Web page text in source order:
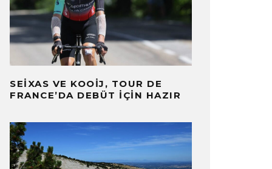
SEIXAS VE KOOIJ, TOUR DE
FRANCE’DA DEBÜT İÇIN HAZIR